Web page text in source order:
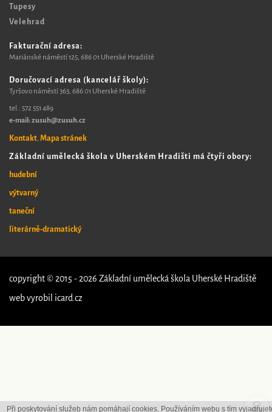
Tupesy
Velehrad
Fakturační adresa:
Mariánské náměstí 125, 686 01 Uherské Hradiště
Doručovací adresa (kancelář školy):
Tyršovo náměstí 363, 686 01 Uherské Hradiště
tel.: 572 551 489​
e-mail: zusuh@zusuh.cz
Kontakt, Mapa stránek
Základní umělecká škola v Uherském Hradišti má čtyři obory:
hudební
výtvarný
taneční
literárně-dramatický
copyright © 2015 - 2026 Základní umělecká škola Uherské Hradiště
web vyrobil icard.cz
Při poskytování služeb nám pomáhají cookies. Používáním webu s tím